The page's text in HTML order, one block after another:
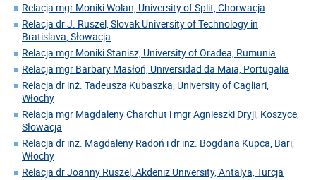
Relacja mgr Moniki Wolan, University of Split, Chorwacja
Relacja dr J. Ruszel, Slovak University of Technology in
Bratislava, Słowacja
Relacja mgr Moniki Stanisz, University of Oradea, Rumunia
Relacja mgr Barbary Masłoń, Universidad da Maia, Portugalia
Relacja dr inż. Tadeusza Kubaszka, University of Cagliari,
Włochy
Relacja mgr Magdaleny Charchut i mgr Agnieszki Dryji, Koszyce,
Słowacja
Relacja dr inż. Magdaleny Radoń i dr inż. Bogdana Kupca, Bari,
Włochy
Relacja dr Joanny Ruszel, Akdeniz University, Antalya, Turcja